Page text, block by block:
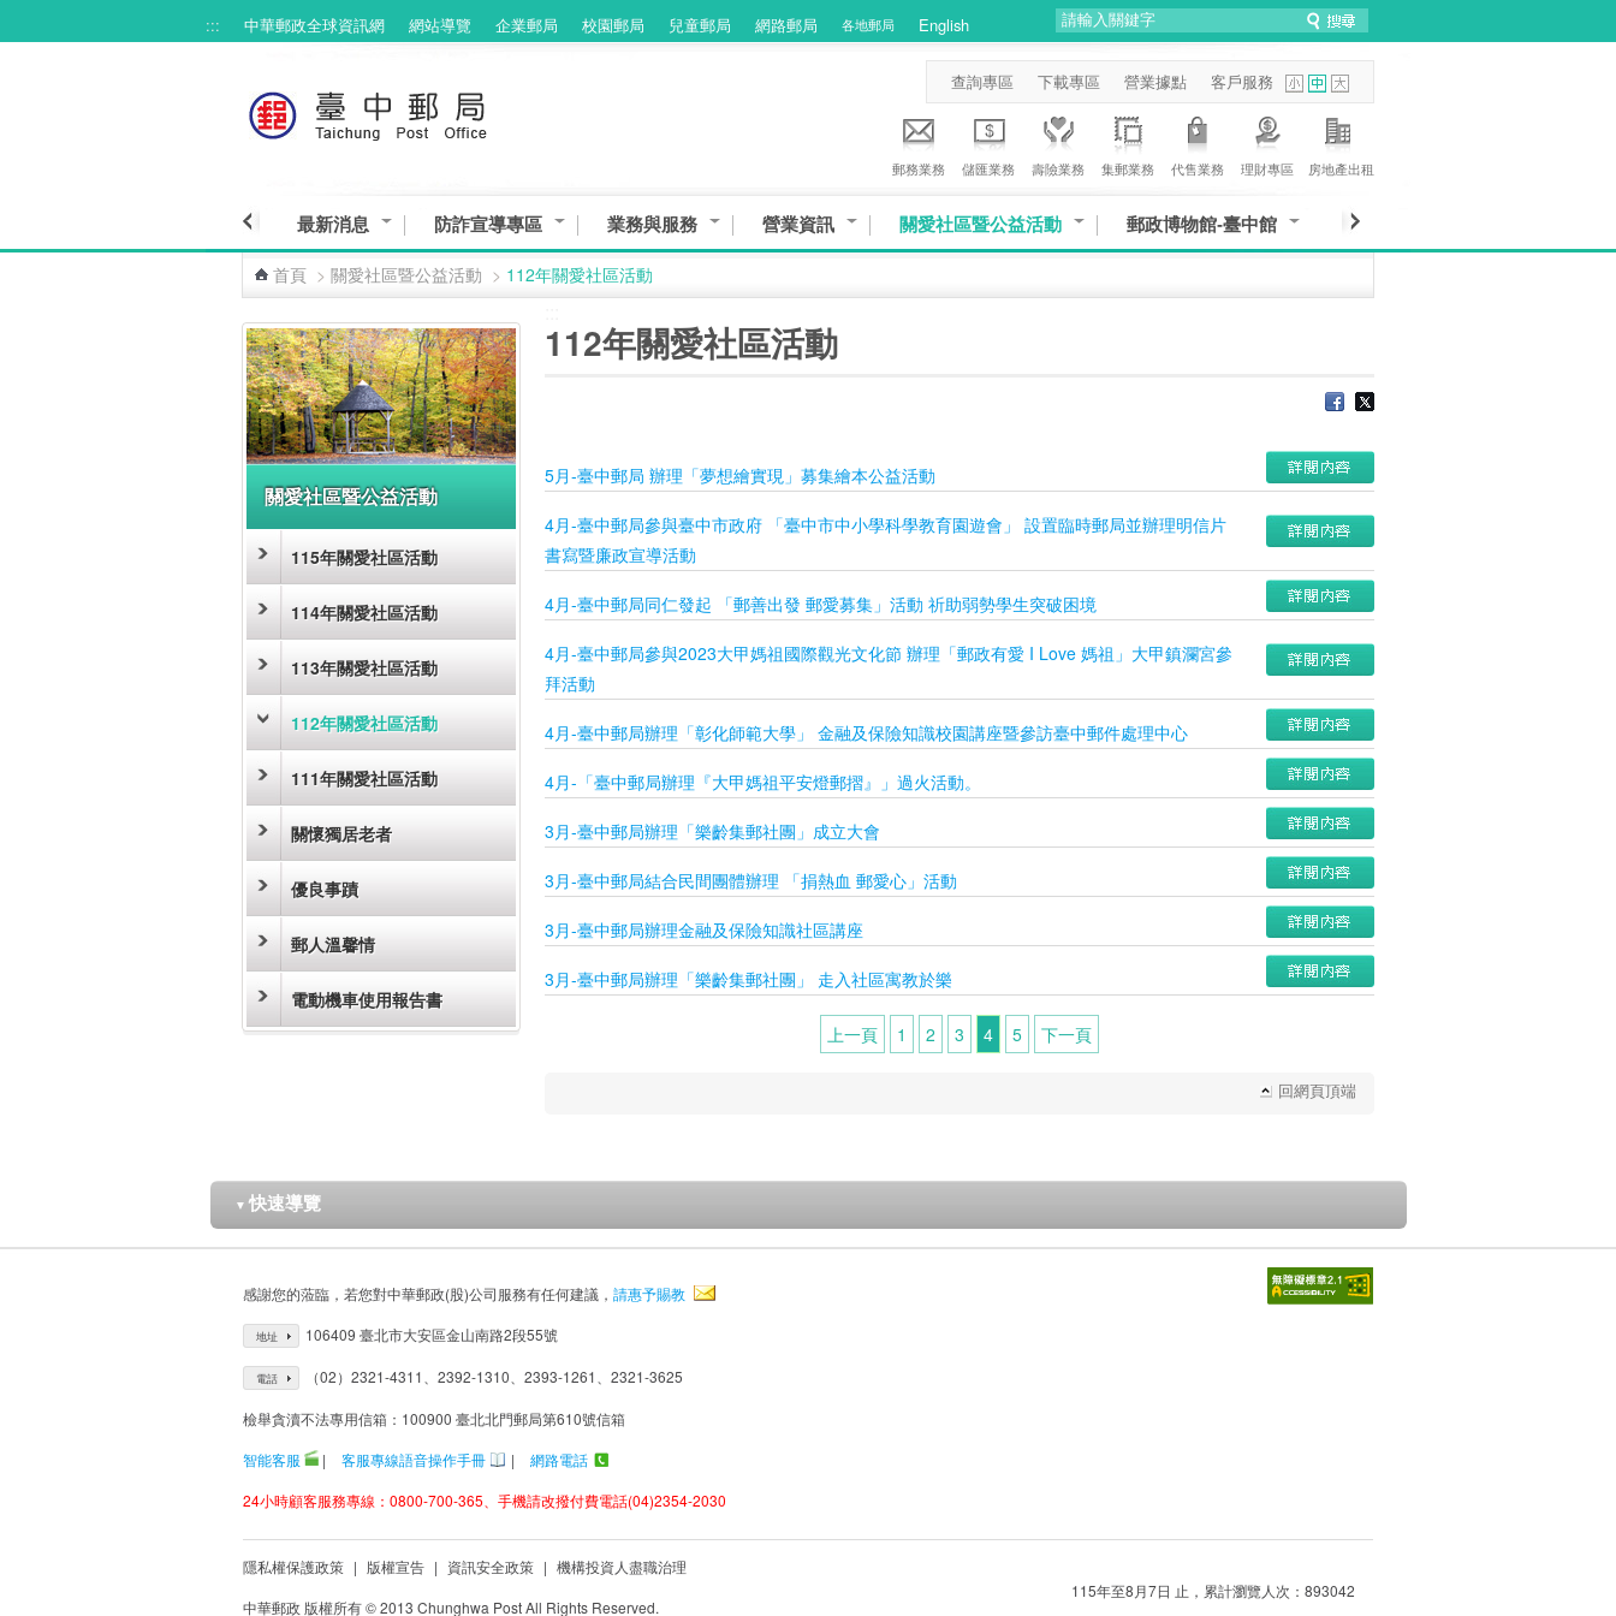
::: 中華郵政全球資訊網 網站導覽 企業郵局 校園郵局 兒童郵局 網路郵局 各地郵局 English
查詢專區 下載專區 營業據點 客戶服務
郵務業務 儲匯業務 壽險業務 集郵業務 代售業務 理財專區 房地產出租
最新消息 防詐宣導專區 業務與服務 營業資訊 關愛社區暨公益活動 郵政博物館-臺中館
首頁 > 關愛社區暨公益活動 > 112年關愛社區活動
關愛社區暨公益活動
115年關愛社區活動
114年關愛社區活動
113年關愛社區活動
112年關愛社區活動
111年關愛社區活動
關懷獨居老者
優良事蹟
郵人溫馨情
電動機車使用報告書
112年關愛社區活動
5月-臺中郵局 辦理「夢想繪實現」募集繪本公益活動
4月-臺中郵局參與臺中市政府 「臺中市中小學科學教育園遊會」 設置臨時郵局並辦理明信片
書寫暨廉政宣導活動
4月-臺中郵局同仁發起 「郵善出發 郵愛募集」活動 祈助弱勢學生突破困境
4月-臺中郵局參與2023大甲媽祖國際觀光文化節 辦理「郵政有愛 I Love 媽祖」大甲鎮瀾宮參
拜活動
4月-臺中郵局辦理「彰化師範大學」 金融及保險知識校園講座暨參訪臺中郵件處理中心
4月-「臺中郵局辦理『大甲媽祖平安燈郵摺』」過火活動。
3月-臺中郵局辦理「樂齡集郵社團」成立大會
3月-臺中郵局結合民間團體辦理 「捐熱血 郵愛心」活動
3月-臺中郵局辦理金融及保險知識社區講座
3月-臺中郵局辦理「樂齡集郵社團」 走入社區寓教於樂
上一頁 1 2 3 4 5 下一頁
回網頁頂端
▼ 快速導覽
感謝您的蒞臨，若您對中華郵政(股)公司服務有任何建議， 請惠予賜教
地址 106409 臺北市大安區金山南路2段55號
電話 （02）2321-4311、2392-1310、2393-1261、2321-3625
檢舉貪瀆不法專用信箱：100900 臺北北門郵局第610號信箱
智能客服
| 客服專線語音操作手冊 |
網路電話
24小時顧客服務專線：0800-700-365、手機請改撥付費電話(04)2354-2030
隱私權保護政策 | 版權宣告 | 資訊安全政策 | 機構投資人盡職治理
中華郵政 版權所有 © 2013 Chunghwa Post All Rights Reserved.
115年至8月7日 止，累計瀏覽人次：893042